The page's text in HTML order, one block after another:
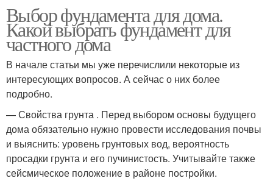
Выбор фундамента для дома.
Какой выбрать фундамент для
частного дома
В начале статьи мы уже перечислили некоторые из
интересующих вопросов. А сейчас о них более
подробно.
— Свойства грунта . Перед выбором основы будущего
дома обязательно нужно провести исследования почвы
и выяснить: уровень грунтовых вод, вероятность
просадки грунта и его пучинистость. Учитывайте также
сейсмическое положение в районе постройки.